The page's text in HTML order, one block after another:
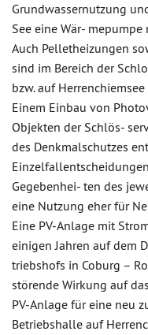
Grundwassernutzung
See eine Wär-
Auch Pelletheizungen
sind im Bereich der
bzw. auf
Einem Einbau von
Objekten der Schlös-
des Denkmalschutzes
Gegebenhei- ten des
eine Nutzung eher für
Eine PV-Anlage mit
einigen Jahren auf dem
triebshofs in Coburg –
störende Wirkung auf
PV-Anlage für eine neu
Betriebshalle auf